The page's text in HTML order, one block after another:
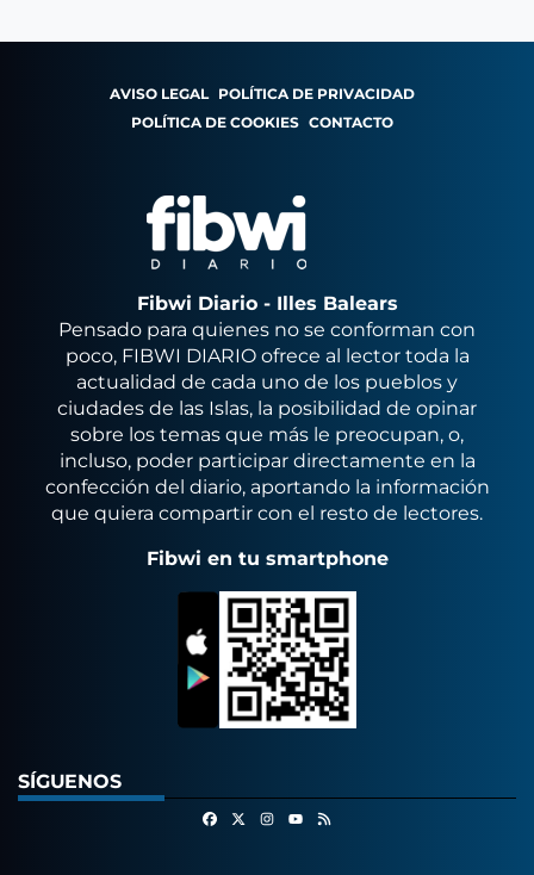
AVISO LEGAL POLÍTICA DE PRIVACIDAD
POLÍTICA DE COOKIES CONTACTO
Fibwi Diario - Illes Balears
Pensado para quienes no se conforman con
poco, FIBWI DIARIO ofrece al lector toda la
actualidad de cada uno de los pueblos y
ciudades de las Islas, la posibilidad de opinar
sobre los temas que más le preocupan, o,
incluso, poder participar directamente en la
confección del diario, aportando la información
que quiera compartir con el resto de lectores.
Fibwi en tu smartphone
SÍGUENOS
FacebookInstagram